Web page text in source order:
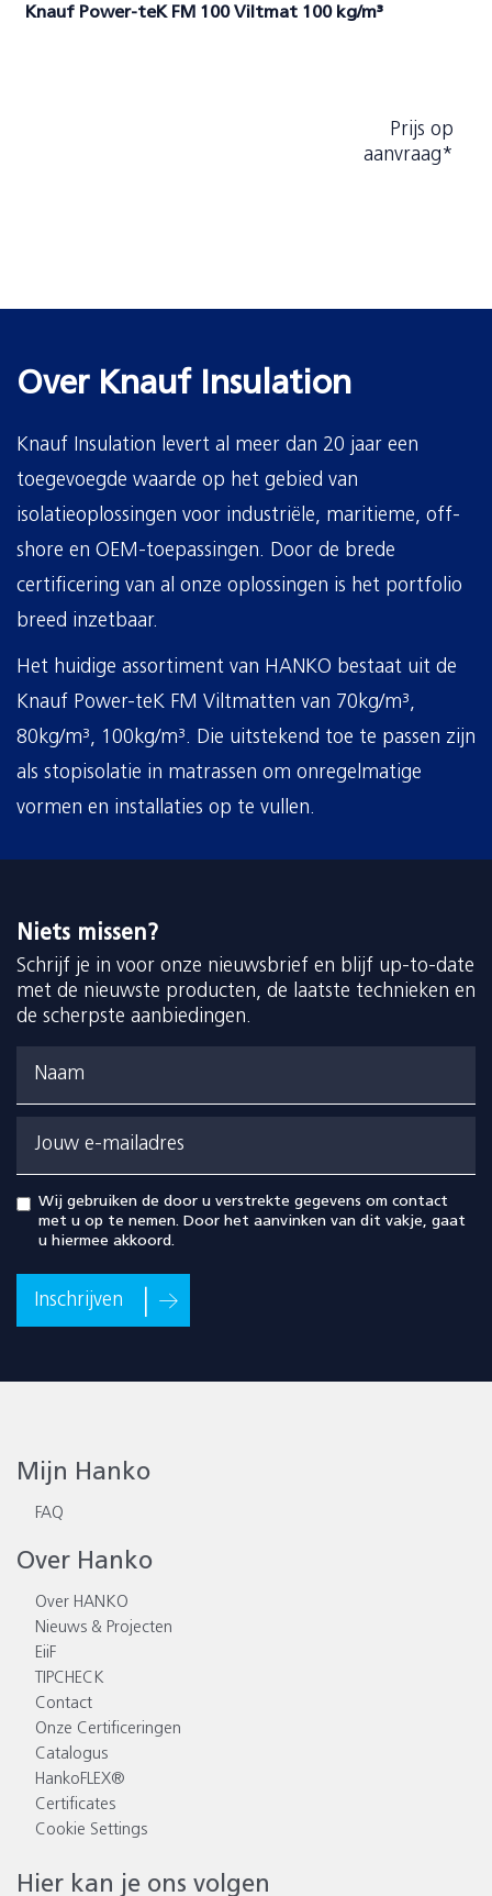
Knauf Power-teK FM 100 Viltmat 100 kg/m³
Prijs op
aanvraag*
Over Knauf Insulation
Knauf Insulation levert al meer dan 20 jaar een
toegevoegde waarde op het gebied van
isolatieoplossingen voor industriële, maritieme, off-
shore en OEM-toepassingen. Door de brede
certificering van al onze oplossingen is het portfolio
breed inzetbaar.
Het huidige assortiment van HANKO bestaat uit de
Knauf Power-teK FM Viltmatten van 70kg/m³,
80kg/m³, 100kg/m³. Die uitstekend toe te passen zijn
als stopisolatie in matrassen om onregelmatige
vormen en installaties op te vullen.
Niets missen?
Schrijf je in voor onze nieuwsbrief en blijf up-to-date
met de nieuwste producten, de laatste technieken en
de scherpste aanbiedingen.
Naam
Jouw e-mailadres
Wij gebruiken de door u verstrekte gegevens om contact
met u op te nemen. Door het aanvinken van dit vakje, gaat
u hiermee akkoord.
Inschrijven
Mijn Hanko
FAQ
Over Hanko
Over HANKO
Nieuws & Projecten
EiiF
TIPCHECK
Contact
Onze Certificeringen
Catalogus
HankoFLEX®
Certificates
Cookie Settings
Hier kan je ons volgen